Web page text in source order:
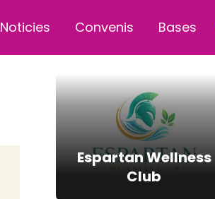
Noticies Convenis Bases
Espartan Wellness
Club